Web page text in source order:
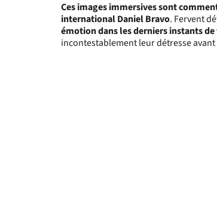
Ces images immersives sont
international Daniel Bravo. Fervent
émotion dans les derniers instants de
incontestablement leur détresse avant